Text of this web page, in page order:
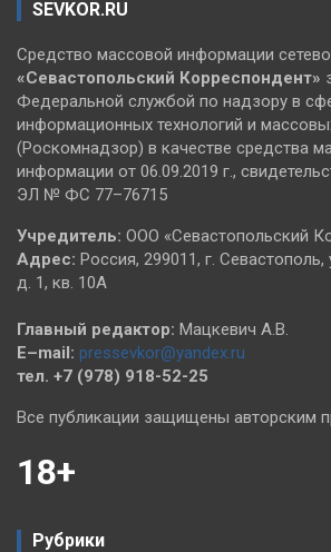
SEVKOR.RU
Средство массовой информации
«Севастопольский Корреспондент»
Федеральной службой по надзору в
информационных технологий и
(Роскомнадзор) в качестве средства
информации от 06.09.2019 г.,
ЭЛ № ФС 77–76715
Учредитель: ООО «Севастопольский
Адрес: Россия, 299011, г. Севастополь,
д. 1, кв. 10А
Главный редактор: Мацкевич А.В.
E–mail: pressevkor@yandex.ru
тел. +7 (978) 918-52-25
Все публикации защищены авторским
18+
Рубрики